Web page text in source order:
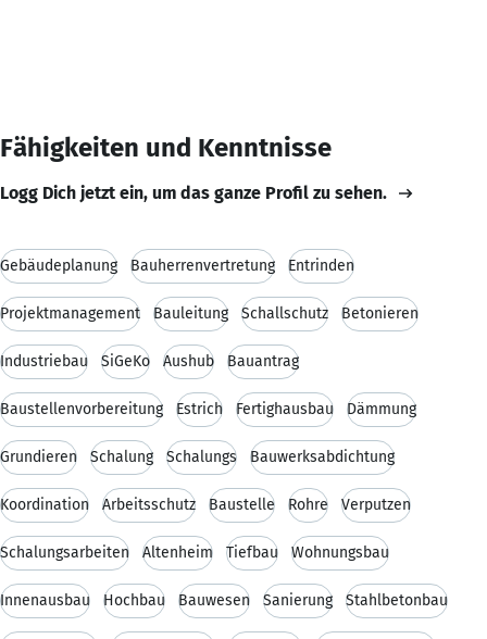
Fähigkeiten und Kenntnisse
Logg Dich jetzt ein, um das ganze Profil zu sehen.
Gebäudeplanung Bauherrenvertretung Entrinden
Projektmanagement Bauleitung Schallschutz Betonieren
Industriebau SiGeKo Aushub Bauantrag
Baustellenvorbereitung Estrich Fertighausbau Dämmung
Grundieren Schalung Schalungs Bauwerksabdichtung
Koordination Arbeitsschutz Baustelle Rohre Verputzen
Schalungsarbeiten Altenheim Tiefbau Wohnungsbau
Innenausbau Hochbau Bauwesen Sanierung Stahlbetonbau